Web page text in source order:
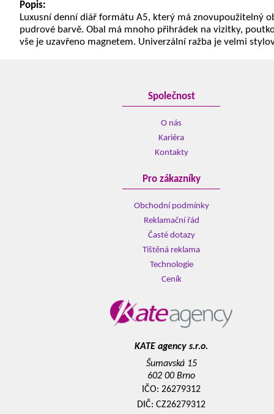
Popis:
Luxusní denní diář formátu A5, který má znovupoužitelný
pudrové barvě. Obal má mnoho přihrádek na vizitky,
vše je uzavřeno magnetem. Univerzální ražba je velmi
Společnost
O nás
Kariéra
Kontakty
Pro zákazníky
Obchodní podmínky
Reklamační řád
Časté dotazy
Tištěná reklama
Technologie
Ceník
KATE agency s.r.o.
Šumavská 15
602 00 Brno
IČO: 26279312
DIČ: CZ26279312